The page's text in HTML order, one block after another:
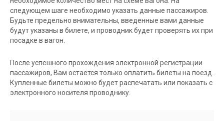
следующем шаге необходимо указать данные пассажиров.
Будьте предельно внимательны, введенные вами данные
будут указаны в билете, и проводник будет проверять их при
посадке в вагон.
После успешного прохождения электронной регистрации
пассажиров, Вам остается только оплатить билеты на поезд.
Купленные билеты можно будет распечатать или показать с
электронного носителя проводнику.